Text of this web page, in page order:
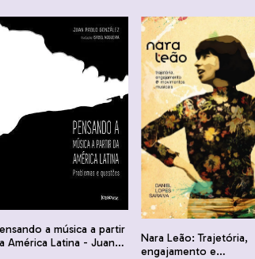
a música a partir
América Latina - Juan
Nara Leão: Trajetória,
engajamento e